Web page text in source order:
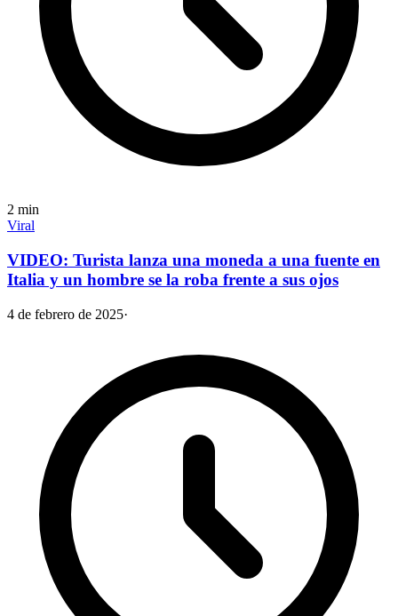
2 min
Viral
VIDEO: Turista lanza una moneda a una fuente en
Italia y un hombre se la roba frente a sus ojos
4 de febrero de 2025·